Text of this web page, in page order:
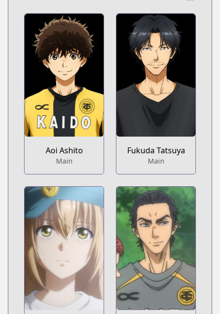
Aoi Ashito
Main
Fukuda Tatsuya
Main